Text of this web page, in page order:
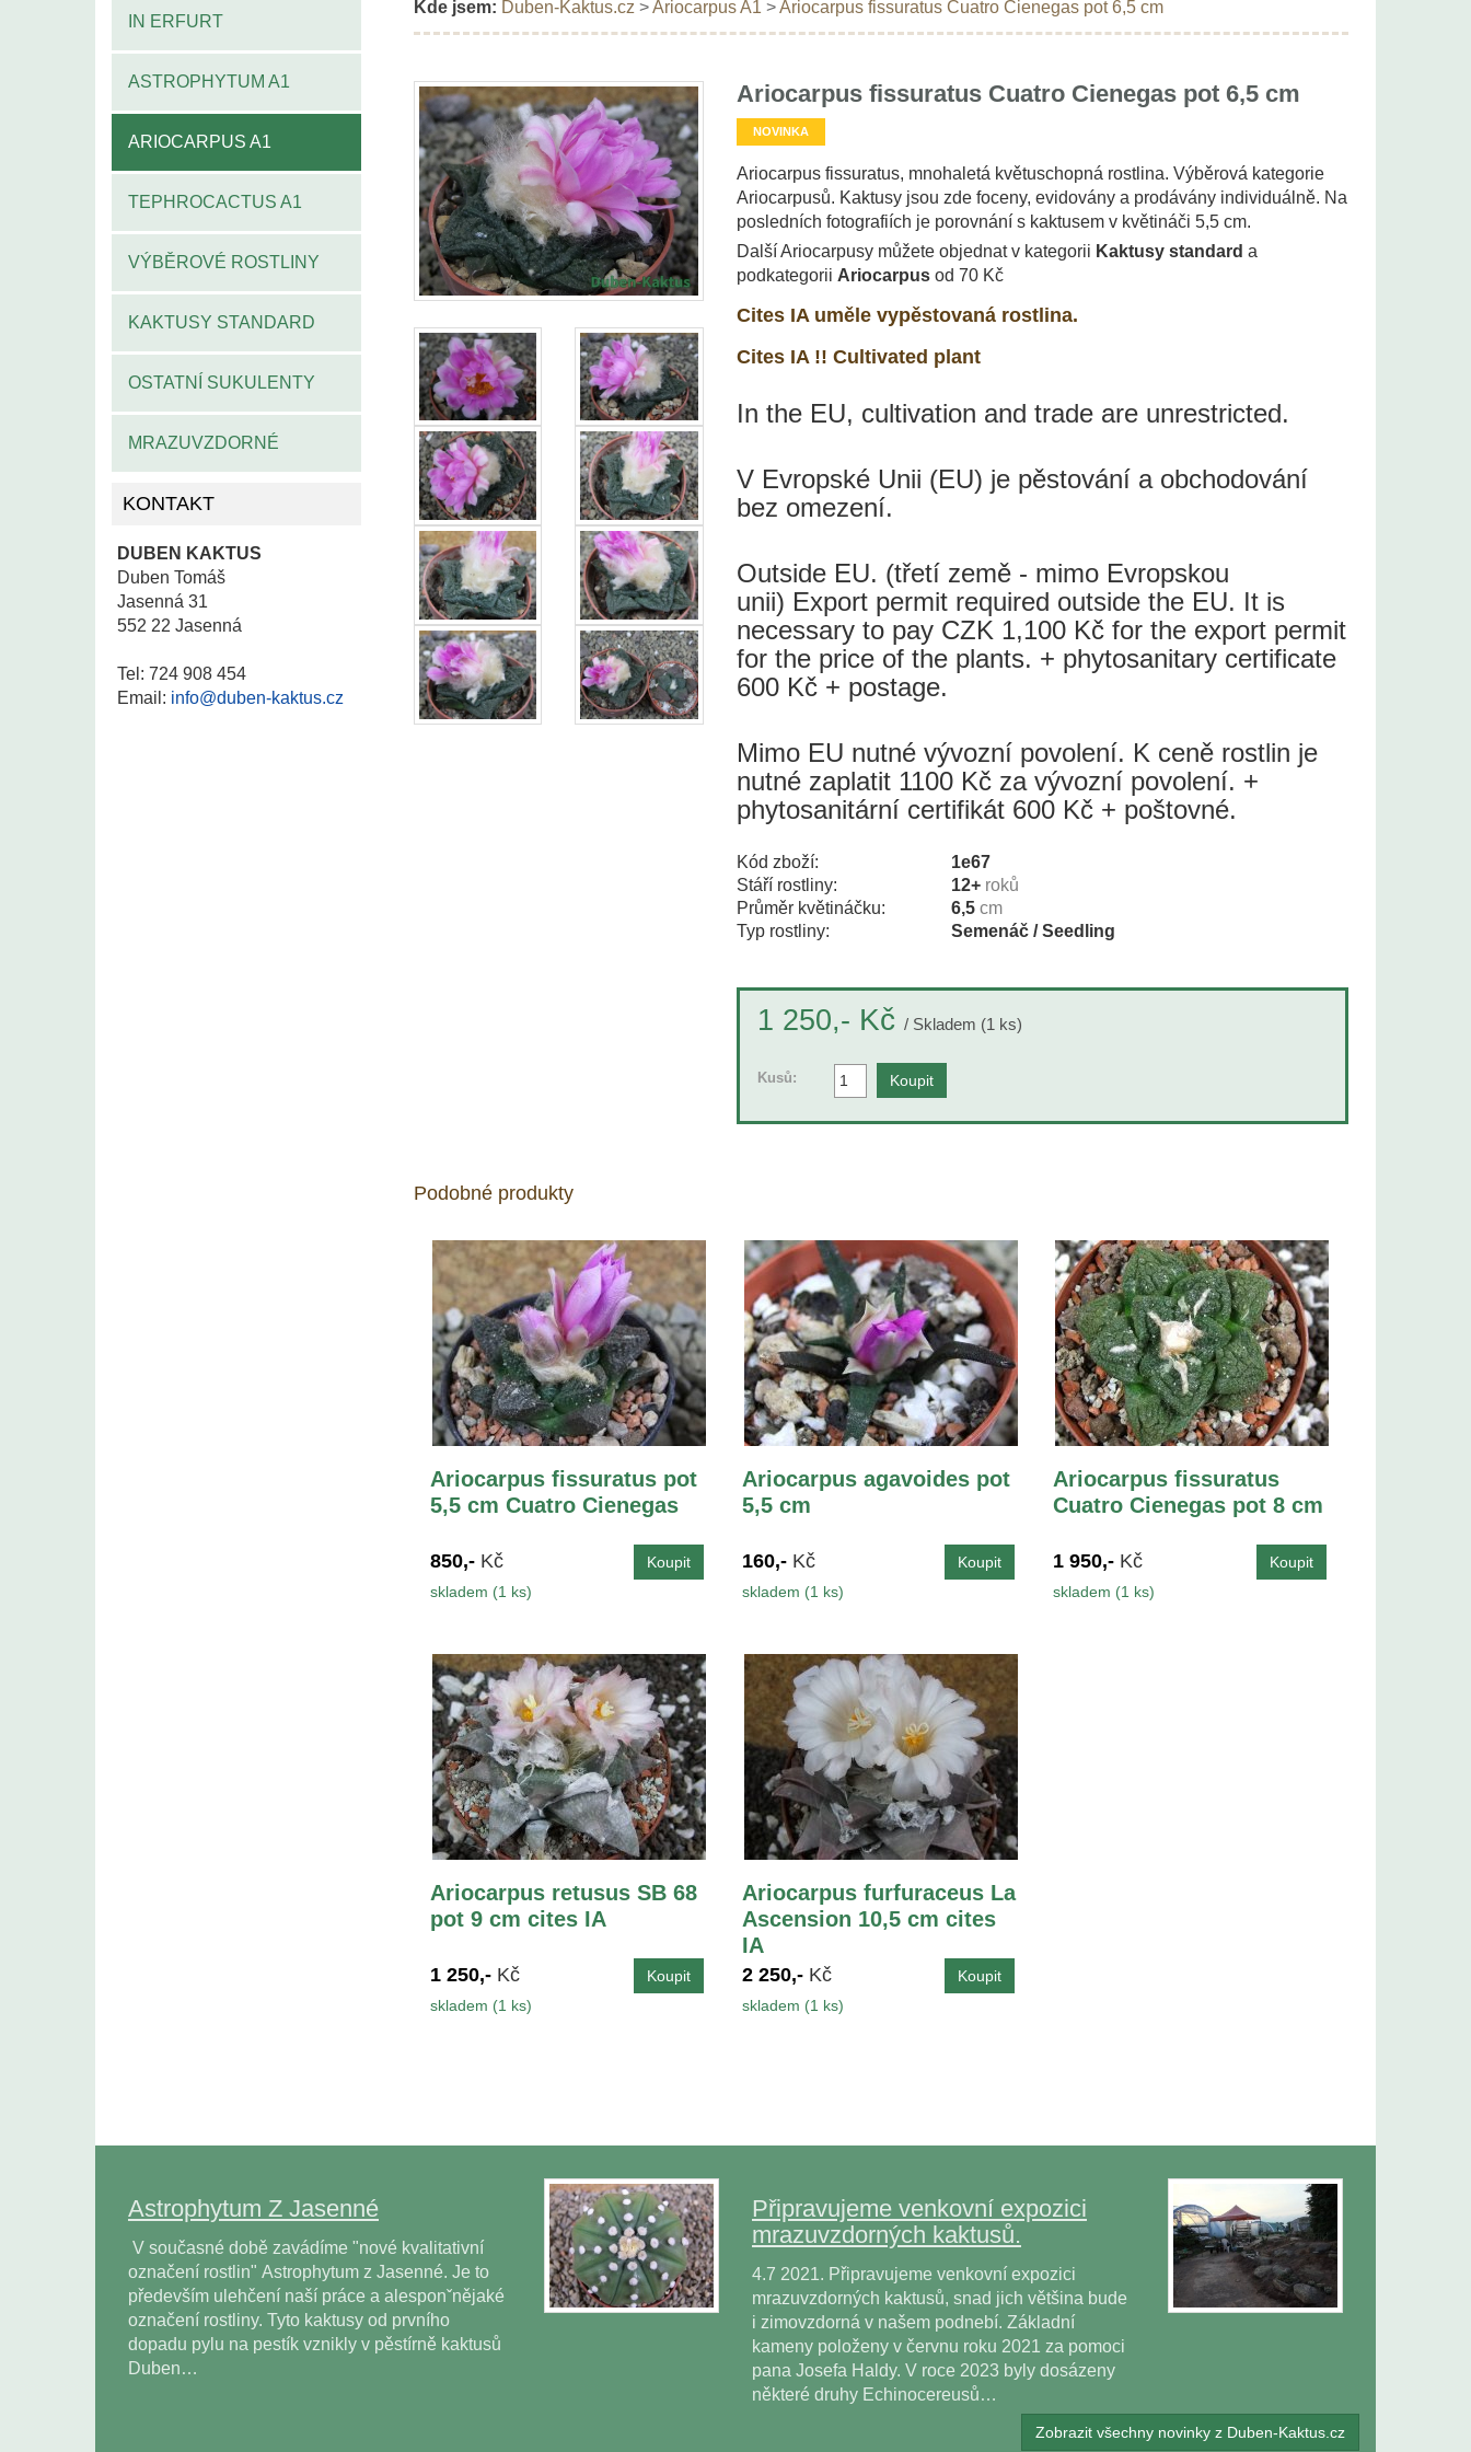
IN ERFURT
ASTROPHYTUM A1
ARIOCARPUS A1
TEPHROCACTUS A1
VÝBĚROVÉ ROSTLINY
KAKTUSY STANDARD
OSTATNÍ SUKULENTY
MRAZUVZDORNÉ
KONTAKT
DUBEN KAKTUS
Duben Tomáš
Jasenná 31
552 22 Jasenná
Tel: 724 908 454
Email: info@duben-kaktus.cz
Kde jsem: Duben-Kaktus.cz >Ariocarpus A1 >Ariocarpus fissuratus Cuatro Cienegas pot 6,5 cm
Ariocarpus fissuratus Cuatro Cienegas pot 6,5 cm
NOVINKA
Ariocarpus fissuratus, mnohaletá květuschopná rostlina. Výběrová kategorie
Ariocarpusů. Kaktusy jsou zde foceny, evidovány a prodávány individuálně. Na
posledních fotografiích je porovnání s kaktusem v květináči 5,5 cm.
Další Ariocarpusy můžete objednat v kategorii Kaktusy standard a
podkategorii Ariocarpusod 70 Kč
Cites IA uměle vypěstovaná rostlina.
Cites IA !! Cultivated plant
In the EU, cultivation and trade are unrestricted.
V Evropské Unii (EU) je pěstování a obchodování
bez omezení.
Outside EU. (třetí země - mimo Evropskou
unii) Export permit required outside the EU. It is
necessary to pay CZK 1,100 Kč for the export permit
for the price of the plants. + phytosanitary certificate
600 Kč + postage.
Mimo EU nutné vývozní povolení. K ceně rostlin je
nutné zaplatit 1100 Kč za vývozní povolení. +
phytosanitární certifikát 600 Kč + poštovné.
Kód zboží:
1e67
Stáří rostliny:
12+ roků
Průměr květináčku:
6,5 cm
Typ rostliny:
Semenáč / Seedling
1 250,- Kč / Skladem (1 ks)
Kusů:
Podobné produkty
Ariocarpus fissuratus pot
5,5 cm Cuatro Cienegas
850,- Kč
skladem (1 ks)
Ariocarpus agavoides pot
5,5 cm
160,- Kč
skladem (1 ks)
Ariocarpus fissuratus
Cuatro Cienegas pot 8 cm
1 950,- Kč
skladem (1 ks)
Ariocarpus retusus SB 68
pot 9 cm cites IA
1 250,- Kč
skladem (1 ks)
Ariocarpus furfuraceus La
Ascension 10,5 cm cites
IA
2 250,- Kč
skladem (1 ks)
Astrophytum Z Jasenné
V současné době zavádíme "nové kvalitativní
označení rostlin" Astrophytum z Jasenné. Je to
především ulehčení naší práce a alesponˇnějaké
označení rostliny. Tyto kaktusy od prvního
dopadu pylu na pestík vznikly v pěstírně kaktusů
Duben…
Připravujeme venkovní expozici
mrazuvzdorných kaktusů.
4.7 2021. Připravujeme venkovní expozici
mrazuvzdorných kaktusů, snad jich většina bude
i zimovzdorná v našem podnebí. Základní
kameny položeny v červnu roku 2021 za pomoci
pana Josefa Haldy. V roce 2023 byly dosázeny
některé druhy Echinocereusů…
Zobrazit všechny novinky z Duben-Kaktus.cz